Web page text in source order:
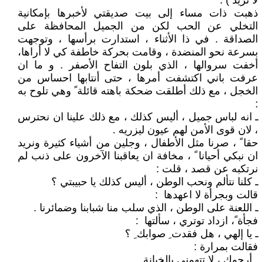
ذهبت ذات مساء إلى بيت صديقتي لأخبرها بإمكانية
التخلي عن الحب لكن من الجميل المحافظة على
الصداقة . في ذا الأثناء ، استدارت برأسها ، وتوجهت
بسرعة نحو المنضدة ، وقامت بحركة خاطفة كي لا أراها،
أخفت سروالها ، الذي بلون التفاح الأصفر . و ما ان
عرفت باني اكتشفت أمرها ، حتى أنتابها احساس من
الخجل ، مع ذلك أطلقت ضحكة باهته قائلة ً وهي تلوح به
:
ـ انه لباس جميل ، أليس كذلك ، مع ذلك علينا ان نحترس
، لان قوى الأمن لهم عيون ليزريه .
حقا ً ، صرنا مثل الأطفال ، وجلين من أشياء كثيرة ونريد
ان نبكي أحيانا ً ، مخافة ان يعاقبنا الآخرون على ذنب لم
نرتكبه عن قصد ، قلت :
ـ كلنا نتألم ونحب الوطن ، أليس كذلك يا حبيبتي ؟
قالت وبجرأة لا اعهدها :
ـ اللعنة على الوطن ، الذي سلب منا شبابنا وضمائرنا .
فجأة ً، ازداد توتري ، سألتها :
ـ يا إلهي ، هل فقدت ِ صوابك ِ ؟
فقالت بمرارة :